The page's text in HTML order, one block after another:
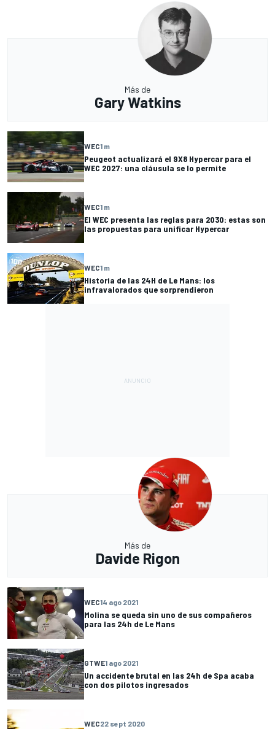
Más de
Gary Watkins
WEC1 m
Peugeot actualizará el 9X8 Hypercar para el
WEC 2027: una cláusula se lo permite
WEC1 m
El WEC presenta las reglas para 2030: estas son
las propuestas para unificar Hypercar
WEC1 m
Historia de las 24H de Le Mans: los
infravalorados que sorprendieron
Más de
Davide Rigon
WEC14 ago 2021
Molina se queda sin uno de sus compañeros
para las 24h de Le Mans
GTWE1 ago 2021
Un accidente brutal en las 24h de Spa acaba
con dos pilotos ingresados
WEC22 sept 2020